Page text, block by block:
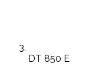
DT 850 E